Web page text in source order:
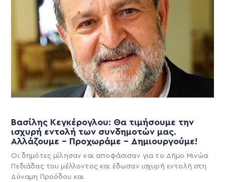
Βασίλης Κεγκέρογλου: Θα τιμήσουμε την
ισχυρή εντολή των συνδημοτών μας.
Αλλάζουμε – Προχωράμε – Δημιουργούμε!
Οι δημότες μίλησαν και αποφάσισαν για το Δήμο Μινώα
Πεδιάδας του μέλλοντος και έδωσαν ισχυρή εντολή στη
Δύναμη Προόδου και